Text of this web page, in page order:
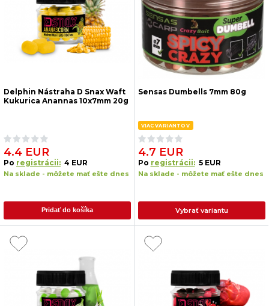
Delphin Nástraha D Snax Waft
Kukurica Anannas 10x7mm 20g
4.4 EUR
Po registrácii: 4 EUR
Na sklade - môžete mať ešte dnes
Pridať do košíka
Sensas Dumbells 7mm 80g
VIAC VARIANTOV
4.7 EUR
Po registrácii: 5 EUR
Na sklade - môžete mať ešte dnes
Vybrať variantu